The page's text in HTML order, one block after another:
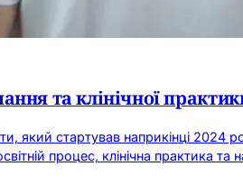
та клінічної
який стартував наприкінці
процес, клінічна практика та